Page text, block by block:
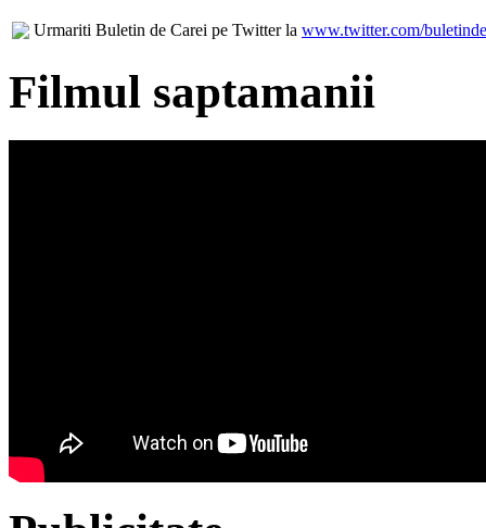
Urmariti Buletin de Carei pe Twitter la www.twitter.com/
Filmul saptamanii